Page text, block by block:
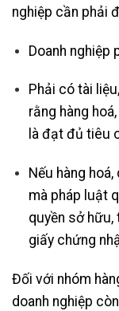
nghiệp cần phải
Doanh nghiệp
Phải có tài
rằng hàng
là đạt đủ tiêu
Nếu hàng
mà pháp luật
quyền sở
giấy chứng
Đối với nhóm
doanh nghiệp